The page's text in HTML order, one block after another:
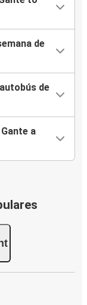
de
de
a